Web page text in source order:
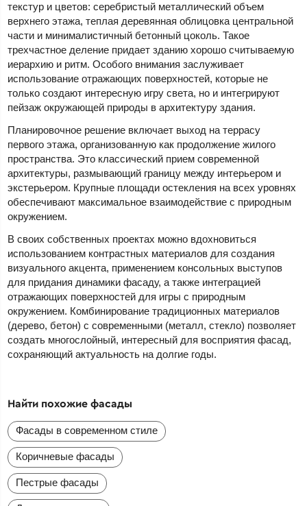
текстур и цветов: серебристый металлический объем
верхнего этажа, теплая деревянная облицовка центральной
части и минималистичный бетонный цоколь. Такое
трехчастное деление придает зданию хорошо считываемую
иерархию и ритм. Особого внимания заслуживает
использование отражающих поверхностей, которые не
только создают интересную игру света, но и интегрируют
пейзаж окружающей природы в архитектуру здания.
Планировочное решение включает выход на террасу
первого этажа, организованную как продолжение жилого
пространства. Это классический прием современной
архитектуры, размывающий границу между интерьером и
экстерьером. Крупные площади остекления на всех уровнях
обеспечивают максимальное взаимодействие с природным
окружением.
В своих собственных проектах можно вдохновиться
использованием контрастных материалов для создания
визуального акцента, применением консольных выступов
для придания динамики фасаду, а также интеграцией
отражающих поверхностей для игры с природным
окружением. Комбинирование традиционных материалов
(дерево, бетон) с современными (металл, стекло) позволяет
создать многослойный, интересный для восприятия фасад,
сохраняющий актуальность на долгие годы.
Найти похожие фасады
Фасады в современном стиле
Коричневые фасады
Пестрые фасады